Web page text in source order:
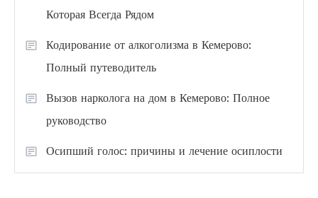
Которая Всегда Рядом
Кодирование от алкоголизма в Кемерово:
Полный путеводитель
Вызов нарколога на дом в Кемерово: Полное
руководство
Осипший голос: причины и лечение осиплости